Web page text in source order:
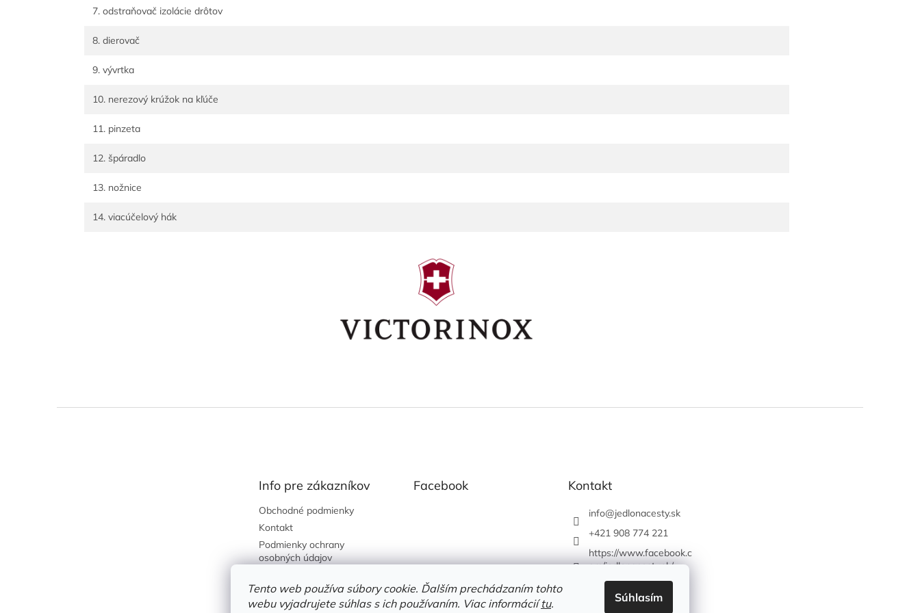
Tento web používa súbory cookie. Ďalším prechádzaním tohto
webu vyjadrujete súhlas s ich používaním. Viac informáciítu. Súhlasím
7. odstraňovač izolácie drôtov
8. dierovač
9. vývrtka
10. nerezový krúžok na kľúče
11. pinzeta
12. špáradlo
13. nožnice
14. viacúčelový hák
Info pre zákazníkov
Obchodné podmienky
Kontakt
Podmienky ochrany
osobných údajov
Požičovňa
Facebook Kontakt
info@jedlonacesty.sk
+421 908 774 221
https://www.facebook.c
om/jedlonacesty.sk/